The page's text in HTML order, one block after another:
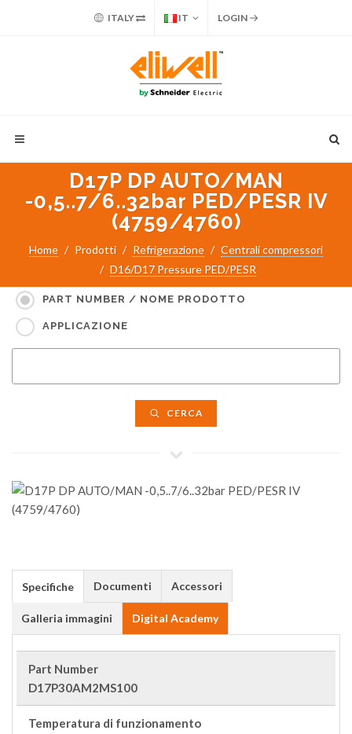
ITALY IT LOGIN
D17P DP AUTO/MAN
-0,5..7/6..32bar PED/PESR IV
(4759/4760)
Home Prodotti Refrigerazione
Centrali compressori
D16/D17 Pressure PED/PESR
PART NUMBER / NOME PRODOTTO
APPLICAZIONE
CERCA
Specifiche Documenti Accessori
Galleria immagini Digital Academy
Part Number
D17P30AM2MS100
Temperatura di funzionamento